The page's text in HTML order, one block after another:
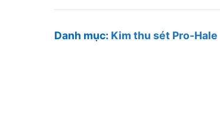
Pro-
Danh mục: Kim thu sét Pro-Hale